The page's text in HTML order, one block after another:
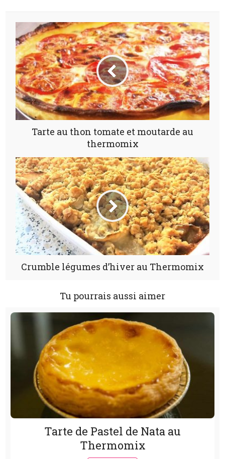
Tarte au thon tomate et moutarde au
thermomix
Crumble légumes d’hiver au Thermomix
Tu pourrais aussi aimer
Tarte de Pastel de Nata au
Thermomix